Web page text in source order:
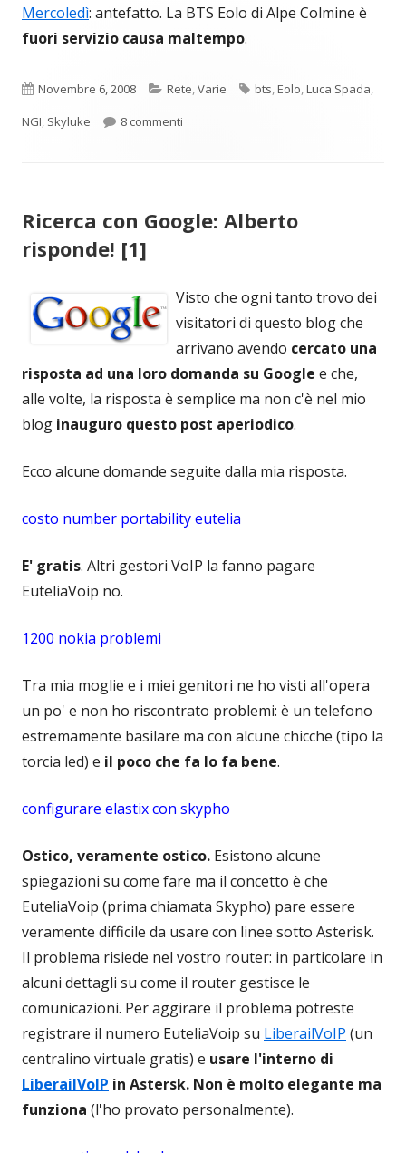
Mercoledì: antefatto. La BTS Eolo di Alpe Colmine è
fuori servizio causa maltempo.
Pubblicato
Novembre 6, 2008 Categorie
Rete Varie Tag
bts Eolo Luca Spada
NGI Skyluke 8 commenti
Ricerca con Google: Alberto
risponde! [1]
Visto che ogni tanto trovo dei
visitatori di questo blog che
arrivano avendo cercato una
risposta ad una loro domanda su Google e che,
alle volte, la risposta è semplice ma non c'è nel mio
blog inauguro questo post aperiodico.
Ecco alcune domande seguite dalla mia risposta.
costo number portability eutelia
E' gratis. Altri gestori VoIP la fanno pagare
EuteliaVoip no.
1200 nokia problemi
Tra mia moglie e i miei genitori ne ho visti all'opera
un po' e non ho riscontrato problemi: è un telefono
estremamente basilare ma con alcune chicche (tipo la
torcia led) e il poco che fa lo fa bene.
configurare elastix con skypho
Ostico, veramente ostico. Esistono alcune
spiegazioni su come fare ma il concetto è che
EuteliaVoip (prima chiamata Skypho) pare essere
veramente difficile da usare con linee sotto Asterisk.
Il problema risiede nel vostro router: in particolare in
alcuni dettagli su come il router gestisce le
comunicazioni. Per aggirare il problema potreste
registrare il numero EuteliaVoip su LiberailVoIP (un
centralino virtuale gratis) e usare l'interno di
LiberailVoIP in Astersk. Non è molto elegante ma
funziona (l'ho provato personalmente).